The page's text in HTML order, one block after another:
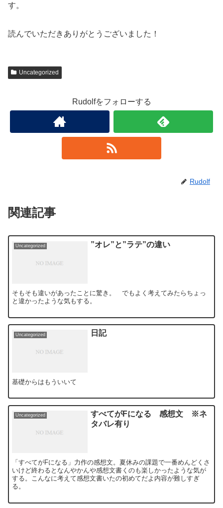
す。
読んでいただきありがとうございました！
Uncategorized
Rudolfをフォローする
Rudolf
関連記事
Uncategorized ”オレ”と”ラテ”の違い
そもそも違いがあったことに驚き。 でもよく考えてみたらちょっ
と違かったような気もする。
Uncategorized 日記
基礎からはもういいて
Uncategorized
すべてがFになる 感想文 ※ネ
タバレ有り
「すべてがFになる」力作の感想文。夏休みの課題で一番めんどくさ
いけど終わるとなんやかんや感想文書くのも楽しかったような気が
する。こんなに考えて感想文書いたの初めてだよ内容が難しすぎ
る。